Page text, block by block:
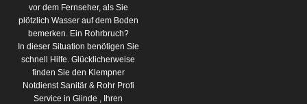
vor dem Fernseher, als Sie
plötzlich Wasser auf dem Boden
bemerken. Ein Rohrbruch?
In dieser Situation benötigen Sie
schnell Hilfe. Glücklicherweise
finden Sie den Klempner
Notdienst Sanitär & Rohr Profi
Service in Glinde , Ihren